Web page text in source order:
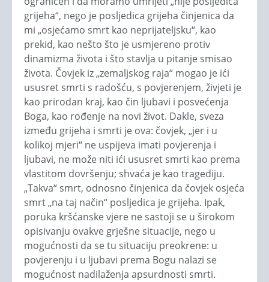
grijeha“, nego je posljedica grijeha činjenica da
mi „osjećamo smrt kao neprijateljsku“, kao
prekid, kao nešto što je usmjereno protiv
dinamizma života i što stavlja u pitanje smisao
života. Čovjek iz „zemaljskog raja“ mogao je ići
ususret smrti s radošću, s povjerenjem, živjeti je
kao prirodan kraj, kao čin ljubavi i posvećenja
Boga, kao rođenje na novi život. Dakle, sveza
između grijeha i smrti je ova: čovjek, „jer i u
kolikoj mjeri“ ne uspijeva imati povjerenja i
ljubavi, ne može niti ići ususret smrti kao prema
vlastitom dovršenju; shvaća je kao tragediju.
„Takva“ smrt, odnosno činjenica da čovjek osjeća
smrt „na taj način“ posljedica je grijeha. Ipak,
poruka kršćanske vjere ne sastoji se u širokom
opisivanju ovakve grješne situacije, nego u
mogućnosti da se tu situaciju preokrene: u
povjerenju i u ljubavi prema Bogu nalazi se
mogućnost nadilaženja apsurdnosti smrti.